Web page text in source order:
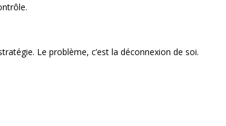
Le problème, c’est la déconnexion de soi.